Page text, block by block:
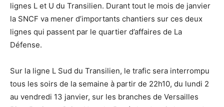
lignes L et U du Transilien. Durant tout le mois de janvier
la SNCF va mener d’importants chantiers sur ces deux
lignes qui passent par le quartier d’affaires de La
Défense.
Sur la ligne L Sud du Transilien, le trafic sera interrompu
tous les soirs de la semaine à partir de 22h10, du lundi 2
au vendredi 13 janvier, sur les branches de Versailles